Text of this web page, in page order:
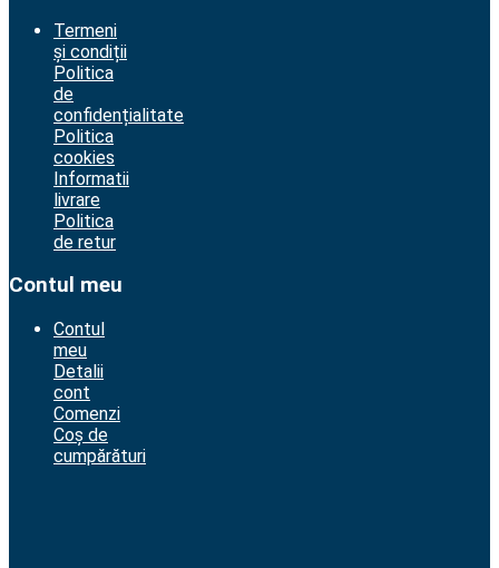
Termeni
și condiții
Politica
de
confidențialitate
Politica
cookies
Informatii
livrare
Politica
de retur
Contul meu
Contul
meu
Detalii
cont
Comenzi
Coș de
cumpărături